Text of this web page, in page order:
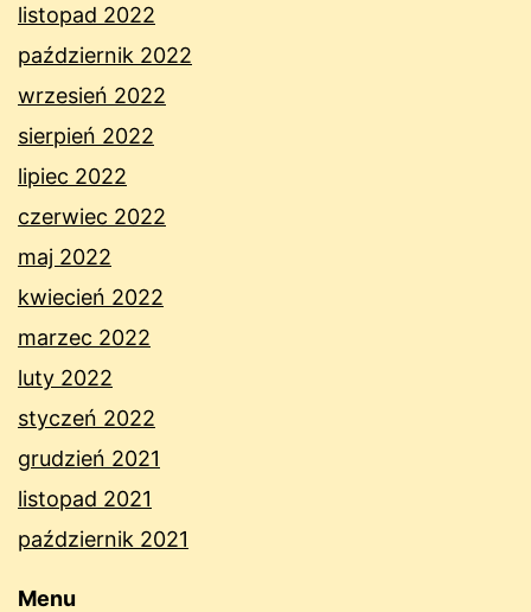
listopad 2022
październik 2022
wrzesień 2022
sierpień 2022
lipiec 2022
czerwiec 2022
maj 2022
kwiecień 2022
marzec 2022
luty 2022
styczeń 2022
grudzień 2021
listopad 2021
październik 2021
Menu